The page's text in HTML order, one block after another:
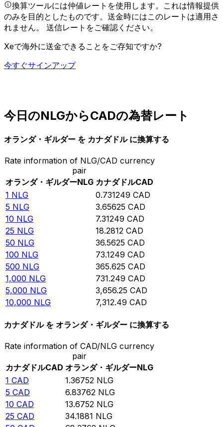
換算ツールには仲値レートを使用します。これは情報提供
のみを目的としたものです。送金時にはこのレートは適用さ
れません。 送信レートをご確認ください。
Xeで海外に送金できることをご存知ですか?
今すぐサインアップ
今日のNLGからCADの為替レート
オランダ・ギルダー を カナダドル に換算する
Rate information of NLG/CAD currency
pair
オランダ・ギルダーNLG カナダドルCAD
1 NLG 0.731249 CAD
5 NLG 3.65625 CAD
10 NLG 7.31249 CAD
25 NLG 18.2812 CAD
50 NLG 36.5625 CAD
100 NLG 73.1249 CAD
500 NLG 365.625 CAD
1,000 NLG 731.249 CAD
5,000 NLG 3,656.25 CAD
10,000 NLG 7,312.49 CAD
カナダドル を オランダ・ギルダー に換算する
Rate information of CAD/NLG currency
pair
カナダドルCAD オランダ・ギルダーNLG
1 CAD 1.36752 NLG
5 CAD 6.83762 NLG
10 CAD 13.6752 NLG
25 CAD 34.1881 NLG